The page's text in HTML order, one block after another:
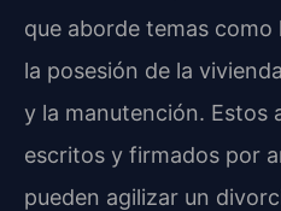
que aborde temas como
la posesión de la
y la manutención. Estos
escritos y firmados por
pueden agilizar un